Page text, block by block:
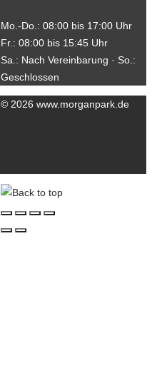
Mo.-Do.: 08:00 bis 17:00 Uhr
Fr.: 08:00 bis 15:45 Uhr
Sa.: Nach Vereinbarung · So.:
Geschlossen
© 2026 www.morganpark.de